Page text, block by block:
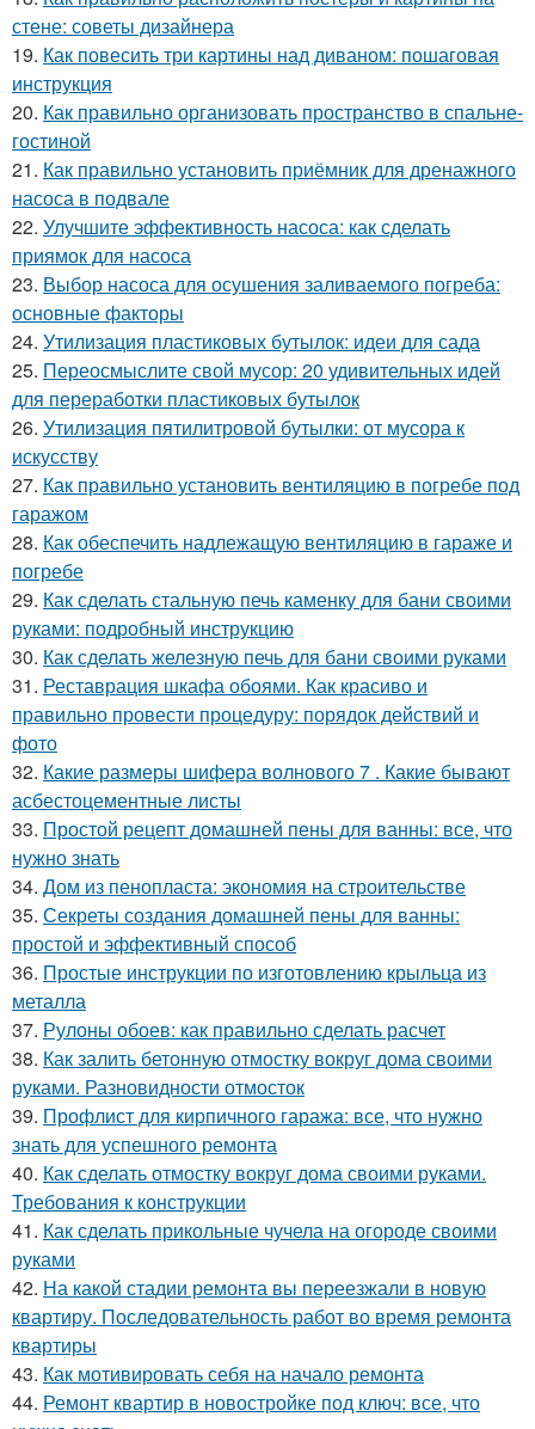
стене: советы дизайнера
19. Как повесить три картины над диваном: пошаговая
инструкция
20. Как правильно организовать пространство в спальне-
гостиной
21. Как правильно установить приёмник для дренажного
насоса в подвале
22. Улучшите эффективность насоса: как сделать
приямок для насоса
23. Выбор насоса для осушения заливаемого погреба:
основные факторы
24. Утилизация пластиковых бутылок: идеи для сада
25. Переосмыслите свой мусор: 20 удивительных идей
для переработки пластиковых бутылок
26. Утилизация пятилитровой бутылки: от мусора к
искусству
27. Как правильно установить вентиляцию в погребе под
гаражом
28. Как обеспечить надлежащую вентиляцию в гараже и
погребе
29. Как сделать стальную печь каменку для бани своими
руками: подробный инструкцию
30. Как сделать железную печь для бани своими руками
31. Реставрация шкафа обоями. Как красиво и
правильно провести процедуру: порядок действий и
фото
32. Какие размеры шифера волнового 7 . Какие бывают
асбестоцементные листы
33. Простой рецепт домашней пены для ванны: все, что
нужно знать
34. Дом из пенопласта: экономия на строительстве
35. Секреты создания домашней пены для ванны:
простой и эффективный способ
36. Простые инструкции по изготовлению крыльца из
металла
37. Рулоны обоев: как правильно сделать расчет
38. Как залить бетонную отмостку вокруг дома своими
руками. Разновидности отмосток
39. Профлист для кирпичного гаража: все, что нужно
знать для успешного ремонта
40. Как сделать отмостку вокруг дома своими руками.
Требования к конструкции
41. Как сделать прикольные чучела на огороде своими
руками
42. На какой стадии ремонта вы переезжали в новую
квартиру. Последовательность работ во время ремонта
квартиры
43. Как мотивировать себя на начало ремонта
44. Ремонт квартир в новостройке под ключ: все, что